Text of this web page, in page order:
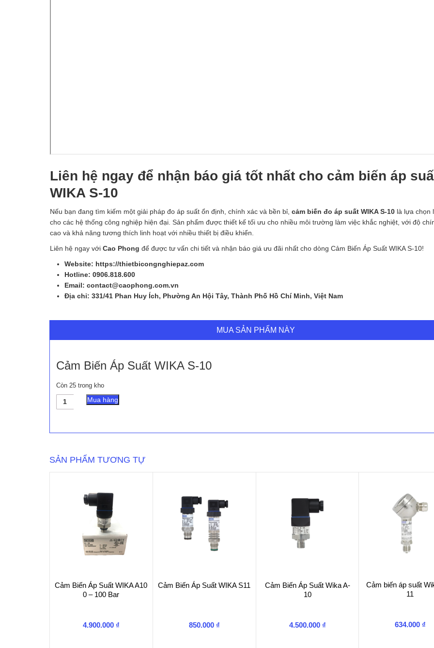
Liên hệ ngay để nhận báo giá tốt nhất cho cảm biến áp
WIKA S-10
Nếu bạn đang tìm kiếm một giải pháp đo áp suất ổn định, chính xác và bền bỉ, cảm biến đo áp suất WIKA S-10 là lựa chọn
cho các hệ thống công nghiệp hiện đại. Sản phẩm được thiết kế tối ưu cho nhiều môi trường làm việc khắc nghiệt, với độ
cao và khả năng tương thích linh hoạt với nhiều thiết bị điều khiển.
Liên hệ ngay với Cao Phong để được tư vấn chi tiết và nhận báo giá ưu đãi nhất cho dòng Cảm Biến Áp Suất WIKA S-10!
Website: https://thietbicongnghiepaz.com
Hotline: 0906.818.600
Email: contact@caophong.com.vn
Địa chỉ: 331/41 Phan Huy Ích, Phường An Hội Tây, Thành Phố Hồ Chí Minh, Việt Nam
MUA SẢN PHẨM NÀY
Cảm Biến Áp Suất WIKA S-10
Còn 25 trong kho
Cảm
WIKA
số
Mua hàng
SẢN PHẨM TƯƠNG TỰ
Cảm Biến Áp Suất WIKA A10
0 – 100 Bar
4.900.000 ₫
Cảm Biến Áp Suất WIKA S11
850.000 ₫
Cảm Biến Áp Suất Wika A-
10
4.500.000 ₫
Cảm biến áp suất
11
634.000 ₫